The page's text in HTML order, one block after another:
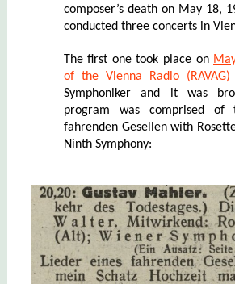
composer’s death on May 18,
conducted three concerts in
The first one took place on
of the Vienna Radio (RAVAG)
Symphoniker and it was
program was comprised of
fahrenden Gesellen with
Ninth Symphony: